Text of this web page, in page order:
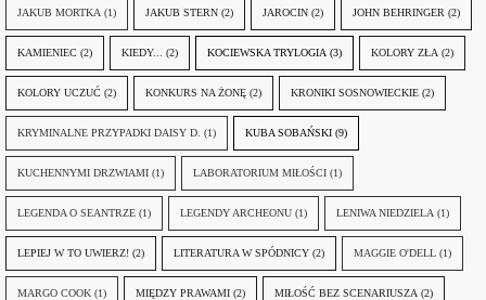
JAKUB MORTKA (1) JAKUB STERN (2) JAROCIN (2) JOHN BEHRINGER (2)
KAMIENIEC (2) KIEDY... (2) KOCIEWSKA TRYLOGIA (3) KOLORY ZŁA (2)
KOLORY UCZUĆ (2) KONKURS NA ŻONĘ (2) KRONIKI SOSNOWIECKIE (2)
KRYMINALNE PRZYPADKI DAISY D. (1) KUBA SOBAŃSKI (9)
KUCHENNYMI DRZWIAMI (1) LABORATORIUM MIŁOŚCI (1)
LEGENDA O SEANTRZE (1) LEGENDY ARCHEONU (1) LENIWA NIEDZIELA (1)
LEPIEJ W TO UWIERZ! (2) LITERATURA W SPÓDNICY (2) MAGGIE O'DELL (1)
MARGO COOK (1) MIĘDZY PRAWAMI (2) MIŁOŚĆ BEZ SCENARIUSZA (2)